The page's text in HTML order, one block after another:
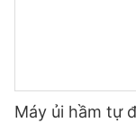
Máy ủi hầm tự